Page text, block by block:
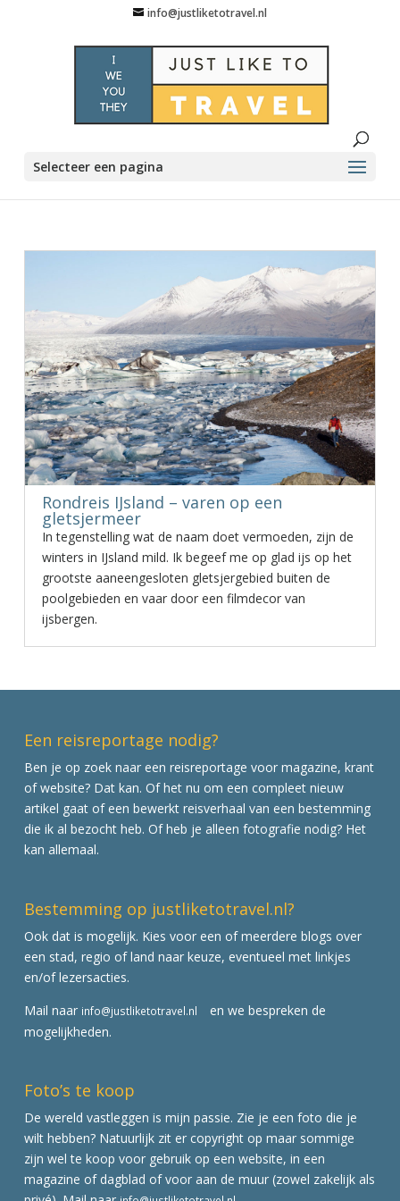
info@justliketotravel.nl
Selecteer een pagina
Rondreis IJsland – varen op een
gletsjermeer
In tegenstelling wat de naam doet vermoeden, zijn de
winters in IJsland mild. Ik begeef me op glad ijs op het
grootste aaneengesloten gletsjergebied buiten de
poolgebieden en vaar door een filmdecor van
ijsbergen.
Een reisreportage nodig?
Ben je op zoek naar een reisreportage voor magazine, krant
of website? Dat kan. Of het nu om een compleet nieuw
artikel gaat of een bewerkt reisverhaal van een bestemming
die ik al bezocht heb. Of heb je alleen fotografie nodig? Het
kan allemaal.
Bestemming op justliketotravel.nl?
Ook dat is mogelijk. Kies voor een of meerdere blogs over
een stad, regio of land naar keuze, eventueel met linkjes
en/of lezersacties.
Mail naar info@justliketotravel.nl
en we bespreken de
mogelijkheden.
Foto’s te koop
De wereld vastleggen is mijn passie. Zie je een foto die je
wilt hebben? Natuurlijk zit er copyright op maar sommige
zijn wel te koop voor gebruik op een website, in een
magazine of dagblad of voor aan de muur (zowel zakelijk als